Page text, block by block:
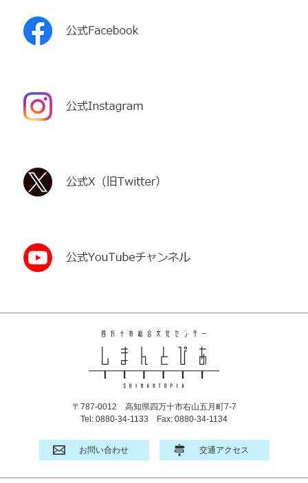
〒787-0012
高知県四万十市右山五月町7-7
Tel: 0880-34-1133
Fax: 0880-34-1134
お問い合わせ 交通アクセス